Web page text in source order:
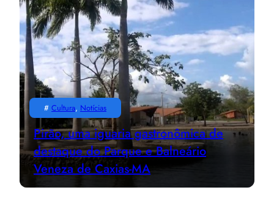
# Cultura, Notícias
Pirão, uma iguaria gastronômica de
destaque do Parque e Balneário
Veneza de Caxias-MA